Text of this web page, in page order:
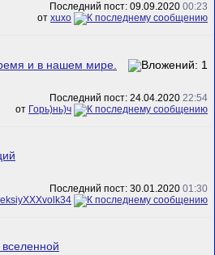
Последний пост: 09.09.2020 00:23
от xuxo
и в нашем мире.
Последний пост: 24.04.2020 22:54
от Горь)нь)ч
Последний пост: 30.01.2020 01:30